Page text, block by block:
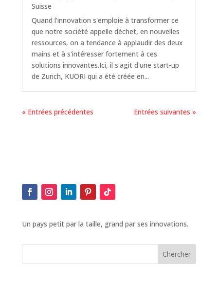
Suisse
Quand l'innovation s'emploie à transformer ce
que notre société appelle déchet, en nouvelles
ressources, on a tendance à applaudir des deux
mains et à s'intéresser fortement à ces
solutions innovantes.Ici, il s'agit d'une start-up
de Zurich, KUORI qui a été créée en...
« Entrées précédentes Entrées suivantes »
Un pays petit par la taille, grand par ses innovations.